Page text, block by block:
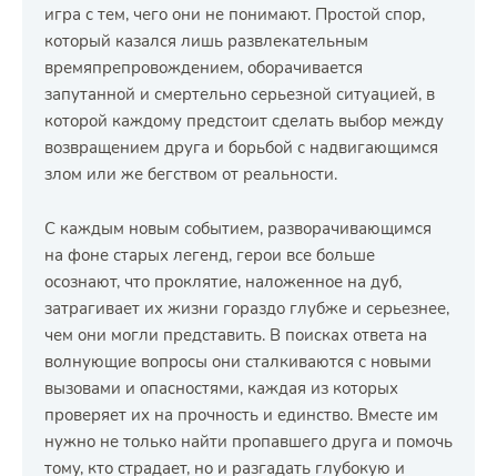
игра с тем, чего они не понимают. Простой спор,
который казался лишь развлекательным
времяпрепровождением, оборачивается
запутанной и смертельно серьезной ситуацией, в
которой каждому предстоит сделать выбор между
возвращением друга и борьбой с надвигающимся
злом или же бегством от реальности.
С каждым новым событием, разворачивающимся
на фоне старых легенд, герои все больше
осознают, что проклятие, наложенное на дуб,
затрагивает их жизни гораздо глубже и серьезнее,
чем они могли представить. В поисках ответа на
волнующие вопросы они сталкиваются с новыми
вызовами и опасностями, каждая из которых
проверяет их на прочность и единство. Вместе им
нужно не только найти пропавшего друга и помочь
тому, кто страдает, но и разгадать глубокую и